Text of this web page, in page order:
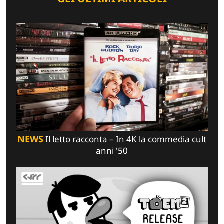
NEWSIl letto racconta – In 4K la commedia cult
anni '50